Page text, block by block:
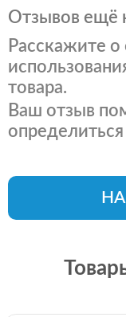
Отзывов ещё
Расскажите
товара.
Ваш отзыв